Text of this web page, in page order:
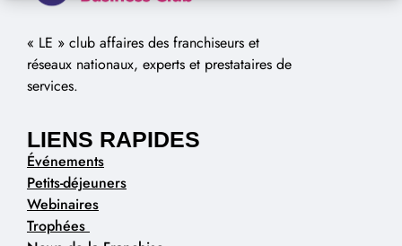
« LE » club affaires des franchiseurs et
réseaux nationaux, experts et prestataires de
services.
LIENS RAPIDES
Événements
Petits-déjeuners
Webinaires
Trophées